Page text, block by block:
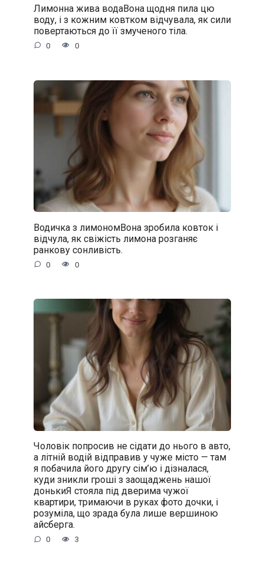
Лимонна жива водаВона щодня пила цю
воду, і з кожним ковтком відчувала, як сили
повертаються до її змученого тіла.
0 0
Водичка з лимономВона зробила ковток і
відчула, як свіжість лимона розганяє
ранкову сонливість.
0 0
Чоловік попросив не сідати до нього в авто,
а літній водій відправив у чуже місто — там
я побачила його другу сім’ю і дізналася,
куди зникли гроші з заощаджень нашої
донькиЯ стояла під дверима чужої
квартири, тримаючи в руках фото дочки, і
розуміла, що зрада була лише вершиною
айсберга.
0 3